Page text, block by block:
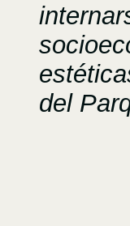
del